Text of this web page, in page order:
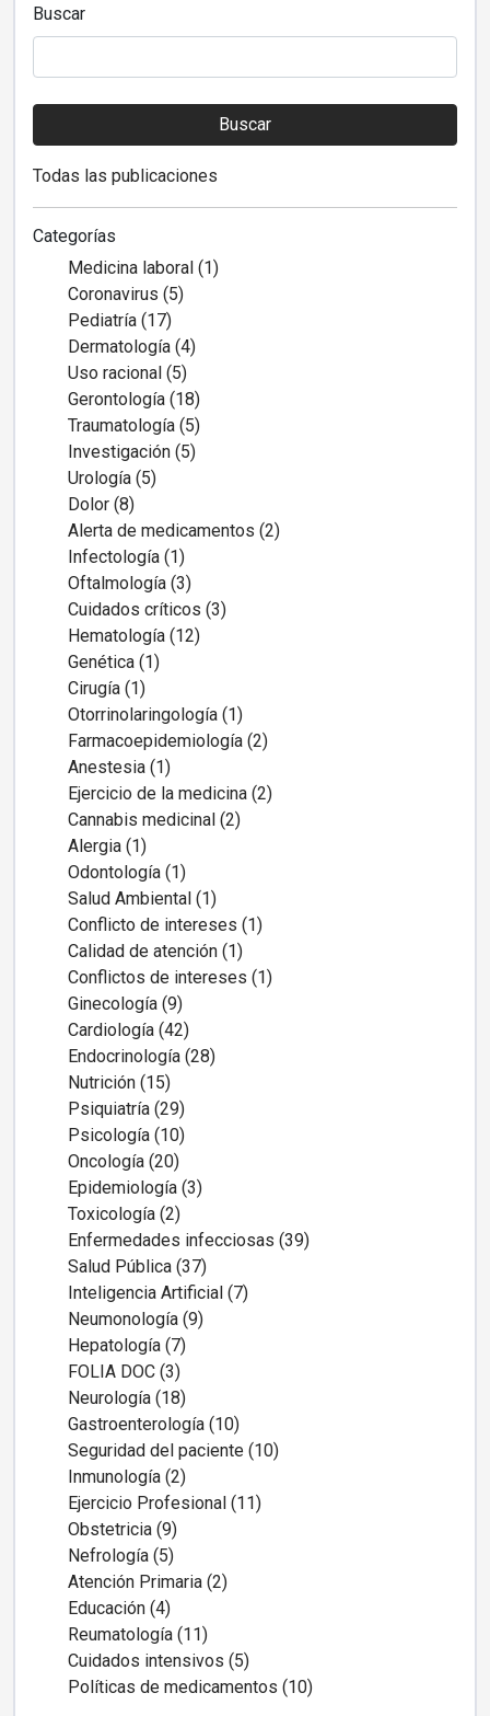
Buscar
Buscar
Todas las publicaciones
Categorías
Medicina laboral (1)
Coronavirus (5)
Pediatría (17)
Dermatología (4)
Uso racional (5)
Gerontología (18)
Traumatología (5)
Investigación (5)
Urología (5)
Dolor (8)
Alerta de medicamentos (2)
Infectología (1)
Oftalmología (3)
Cuidados críticos (3)
Hematología (12)
Genética (1)
Cirugía (1)
Otorrinolaringología (1)
Farmacoepidemiología (2)
Anestesia (1)
Ejercicio de la medicina (2)
Cannabis medicinal (2)
Alergia (1)
Odontología (1)
Salud Ambiental (1)
Conflicto de intereses (1)
Calidad de atención (1)
Conflictos de intereses (1)
Ginecología (9)
Cardiología (42)
Endocrinología (28)
Nutrición (15)
Psiquiatría (29)
Psicología (10)
Oncología (20)
Epidemiología (3)
Toxicología (2)
Enfermedades infecciosas (39)
Salud Pública (37)
Inteligencia Artificial (7)
Neumonología (9)
Hepatología (7)
FOLIA DOC (3)
Neurología (18)
Gastroenterología (10)
Seguridad del paciente (10)
Inmunología (2)
Ejercicio Profesional (11)
Obstetricia (9)
Nefrología (5)
Atención Primaria (2)
Educación (4)
Reumatología (11)
Cuidados intensivos (5)
Políticas de medicamentos (10)